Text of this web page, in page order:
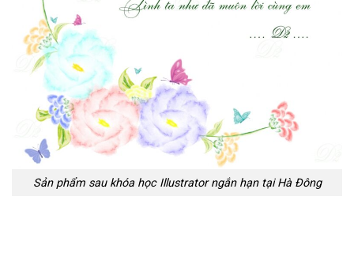
Sản phẩm sau khóa học Illustrator ngắn hạn tại Hà Đông